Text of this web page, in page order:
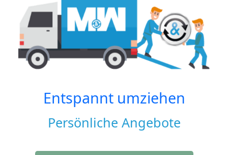
Entspannt umziehen
Persönliche Angebote